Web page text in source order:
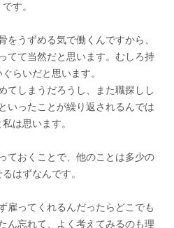
です。
をうずめる気で働くんですから、
てて当然だと思います。むしろ持
らいだと思います。
てしまうだろうし、また職探しし
いったことが繰り返されるんでは
は思います。
ておくことで、他のことは多少の
はずなんです。
雇ってくれるんだったらどこでも
ん忘れて、よく考えてみるのも理